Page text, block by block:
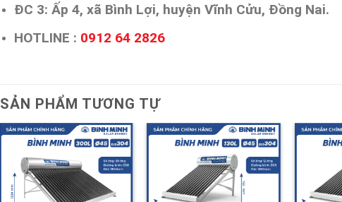
ĐC 3: Ấp 4, xã Bình Lợi, huyện Vĩnh Cửu, Đồng Nai.
HOTLINE : 0912 64 2826
SẢN PHẨM TƯƠNG TỰ